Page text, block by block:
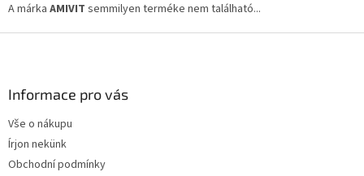
A márka AMIVIT semmilyen terméke nem található...
Informace pro vás
Vše o nákupu
Írjon nekünk
Obchodní podmínky